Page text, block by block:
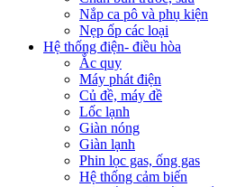
Nắp ca pô và phụ kiện
Nẹp ốp các loại
Hệ thống điện- điều hòa
Ắc quy
Máy phát điện
Củ đề, máy đề
Lốc lạnh
Giàn nóng
Giàn lạnh
Phin lọc gas, ống gas
Hệ thống cảm biến